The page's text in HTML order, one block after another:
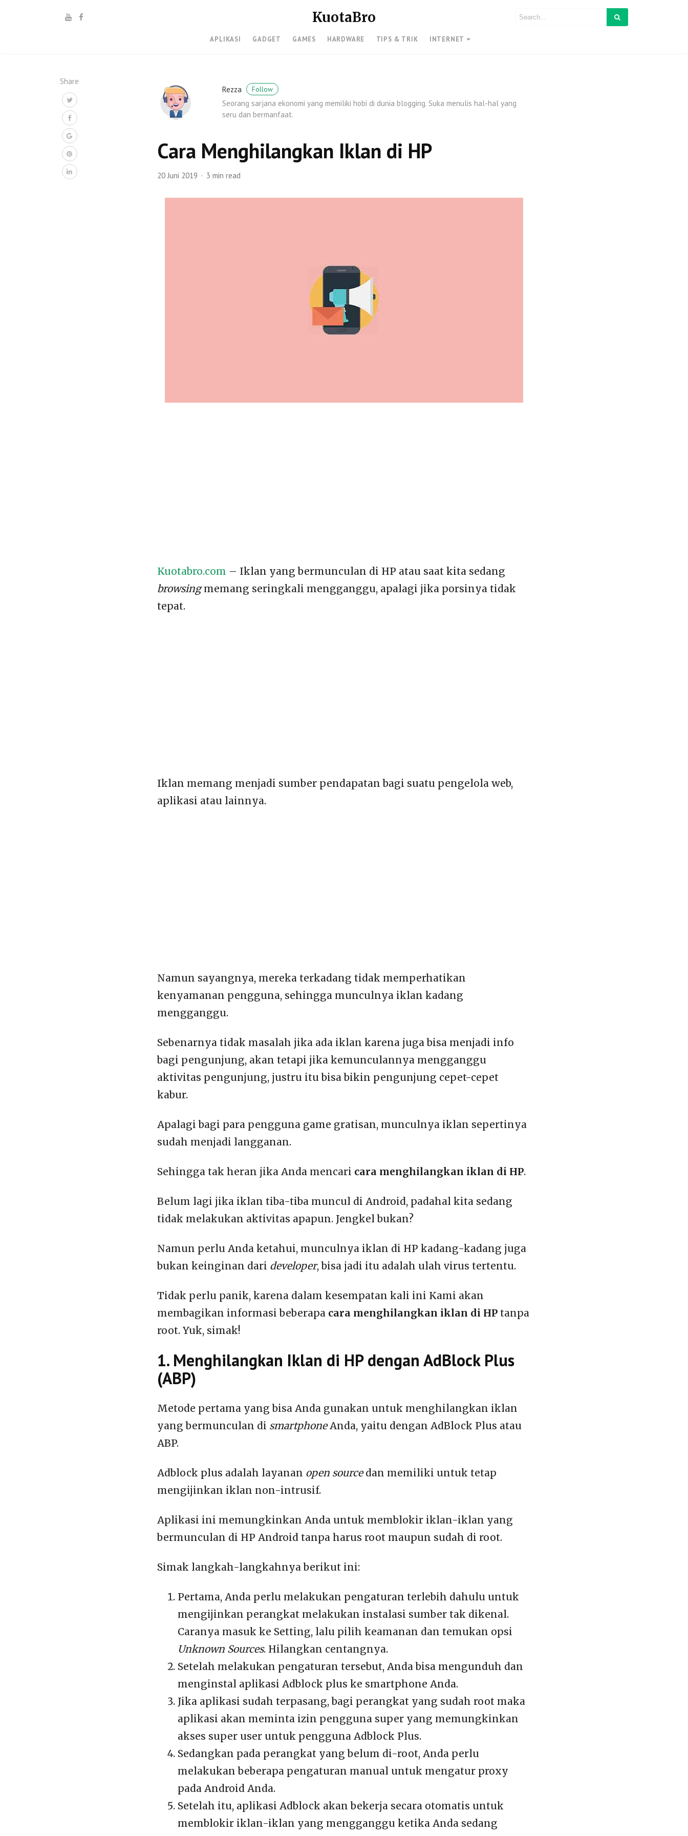
KuotaBro
APLIKASI GADGET GAMES HARDWARE TIPS & TRIK INTERNET
Share
Rezza
Follow
Seorang sarjana ekonomi yang memiliki hobi di dunia blogging. Suka menulis hal-hal yang
seru dan bermanfaat.
Cara Menghilangkan Iklan di HP
20 Juni 2019 3 min read
Kuotabro.com – Iklan yang bermunculan di HP atau saat kita sedang
browsingmemang seringkali mengganggu, apalagi jika porsinya tidak
tepat.
Iklan memang menjadi sumber pendapatan bagi suatu pengelola web,
aplikasi atau lainnya.
Namun sayangnya, mereka terkadang tidak memperhatikan
kenyamanan pengguna, sehingga munculnya iklan kadang
mengganggu.
Sebenarnya tidak masalah jika ada iklan karena juga bisa menjadi info
bagi pengunjung, akan tetapi jika kemunculannya mengganggu
aktivitas pengunjung, justru itu bisa bikin pengunjung cepet-cepet
kabur.
Apalagi bagi para pengguna game gratisan, munculnya iklan sepertinya
sudah menjadi langganan.
Sehingga tak heran jika Anda mencari cara menghilangkan iklan di HP.
Belum lagi jika iklan tiba-tiba muncul di Android, padahal kita sedang
tidak melakukan aktivitas apapun. Jengkel bukan?
Namun perlu Anda ketahui, munculnya iklan di HP kadang-kadang juga
bukan keinginan dari developer, bisa jadi itu adalah ulah virus tertentu.
Tidak perlu panik, karena dalam kesempatan kali ini Kami akan
membagikan informasi beberapa cara menghilangkan iklan di HP tanpa
root. Yuk, simak!
1. Menghilangkan Iklan di HP dengan AdBlock Plus
(ABP)
Metode pertama yang bisa Anda gunakan untuk menghilangkan iklan
yang bermunculan di smartphoneAnda, yaitu dengan AdBlock Plus atau
ABP.
Adblock plus adalah layanan open sourcedan memiliki untuk tetap
mengijinkan iklan non-intrusif.
Aplikasi ini memungkinkan Anda untuk memblokir iklan-iklan yang
bermunculan di HP Android tanpa harus root maupun sudah di root.
Simak langkah-langkahnya berikut ini:
Pertama, Anda perlu melakukan pengaturan terlebih dahulu untuk
mengijinkan perangkat melakukan instalasi sumber tak dikenal.
Caranya masuk ke Setting, lalu pilih keamanan dan temukan opsi
Unknown Sources. Hilangkan centangnya.
Setelah melakukan pengaturan tersebut, Anda bisa mengunduh dan
menginstal aplikasi Adblock plus ke smartphone Anda.
Jika aplikasi sudah terpasang, bagi perangkat yang sudah root maka
aplikasi akan meminta izin pengguna super yang memungkinkan
akses super user untuk pengguna Adblock Plus.
Sedangkan pada perangkat yang belum di-root, Anda perlu
melakukan beberapa pengaturan manual untuk mengatur proxy
pada Android Anda.
Setelah itu, aplikasi Adblock akan bekerja secara otomatis untuk
memblokir iklan-iklan yang mengganggu ketika Anda sedang